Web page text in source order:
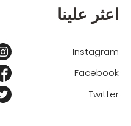
اعثر علينا
Instagram
Facebook
Twitter